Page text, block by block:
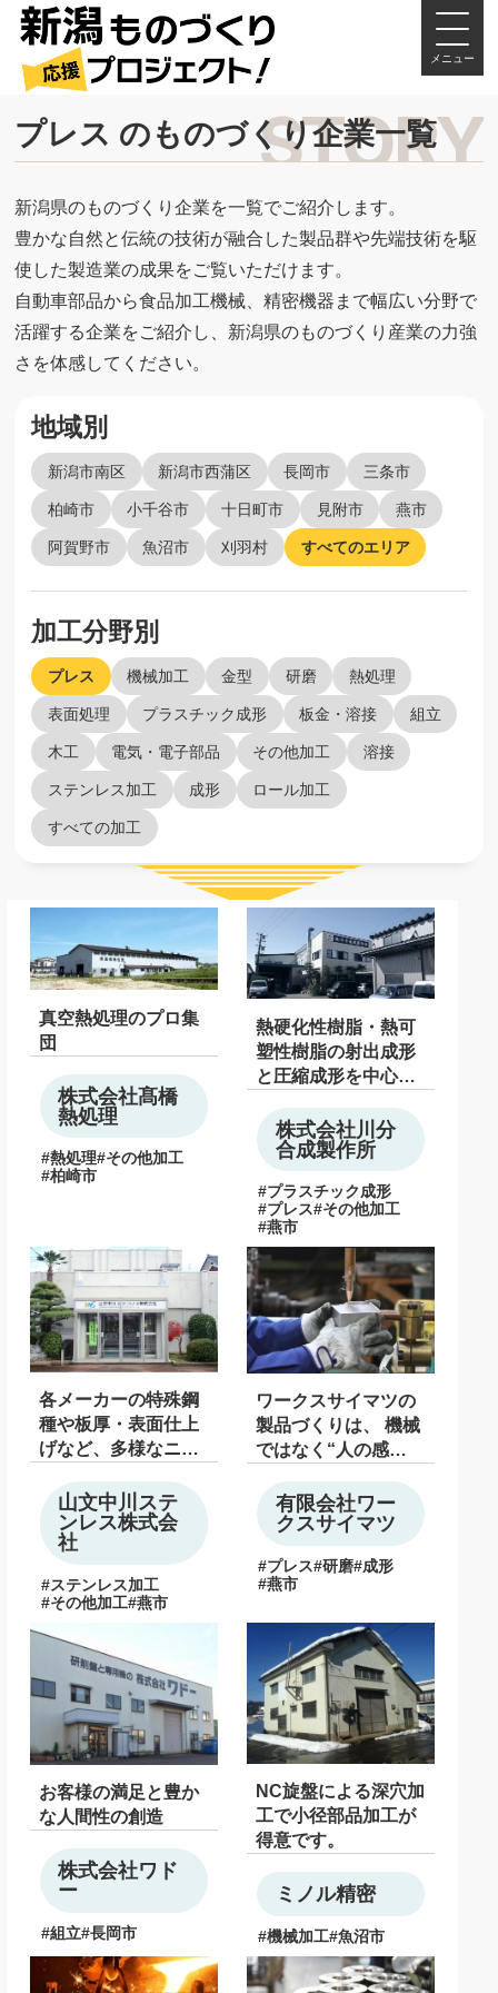
メニュー
プレス のものづくり企業一覧
新潟県のものづくり企業を一覧でご紹介します。
豊かな自然と伝統の技術が融合した製品群や先端技術を駆
使した製造業の成果をご覧いただけます。
自動車部品から食品加工機械、精密機器まで幅広い分野で
活躍する企業をご紹介し、新潟県のものづくり産業の力強
さを体感してください。
地域別
新潟市南区 新潟市西蒲区 長岡市 三条市
柏崎市 小千谷市 十日町市 見附市 燕市
阿賀野市 魚沼市 刈羽村 すべてのエリア
加工分野別
プレス 機械加工 金型 研磨 熱処理
表面処理 プラスチック成形 板金・溶接 組立
木工 電気・電子部品 その他加工 溶接
ステンレス加工 成形 ロール加工
すべての加工
真空熱処理のプロ集
団
株式会社髙橋
熱処理
熱処理 その他加工
柏崎市
熱硬化性樹脂・熱可
塑性樹脂の射出成形
と圧縮成形を中心
や生活雑貨、電気機
器の部品など幅広い
プラスチック製品の
製造を行っています
株式会社川分
合成製作所
プラスチック成形
プレス その他加工
燕市
各メーカーの特殊鋼
種や板厚・表面仕上
げなど、多様なニー
ろえ山文中川ステ
ンレス株式会
社
ステンレス加工
その他加工 燕市
ワークスサイマツの
製品づくりは、 機械
ではなく“人の感
有限会社ワー
クスサイマツ
プレス 研磨 成形
燕市
お客様の満足と豊か
な人間性の創造
株式会社ワド
ー
組立 長岡市
NC旋盤による深穴加
工で小径部品加工が
得意です。
ミノル精密
機械加工 魚沼市